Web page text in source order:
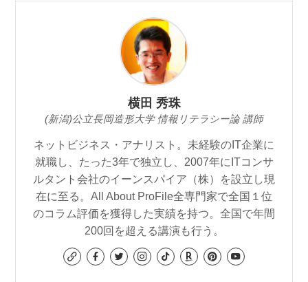
横田 秀珠
(新潟)公立長岡造形大学 情報リテラシー論 講師
ネットビジネス・アナリスト。未経験のIT企業に
就職し、たった3年で独立し、2007年にITコンサ
ルタント会社のイーンスパイア（株）を設立し現
在に至る。All About ProFile全専門家で全国１位
のコラム評価を獲得した実績を持つ。全国で年間
200回を超える講演も行う。